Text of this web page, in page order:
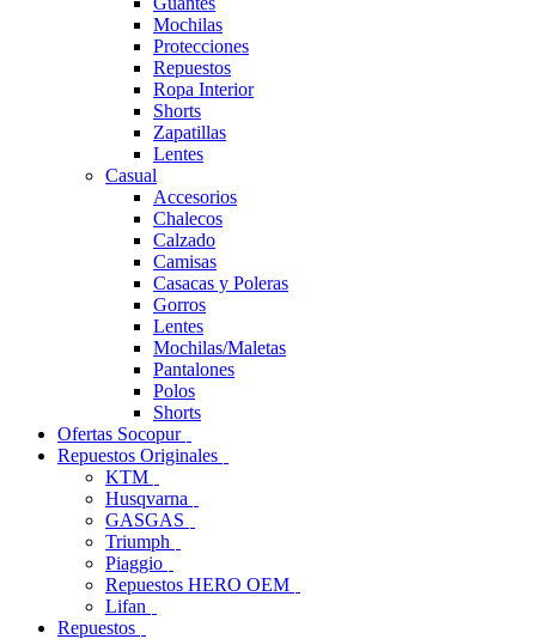
Mochilas
Protecciones
Repuestos
Ropa Interior
Shorts
Zapatillas
Lentes
Casual
Accesorios
Chalecos
Calzado
Camisas
Casacas y Poleras
Gorros
Lentes
Mochilas/Maletas
Pantalones
Polos
Shorts
Ofertas Socopur
Repuestos Originales
KTM
Husqvarna
GASGAS
Triumph
Piaggio
Repuestos HERO OEM
Lifan
Repuestos